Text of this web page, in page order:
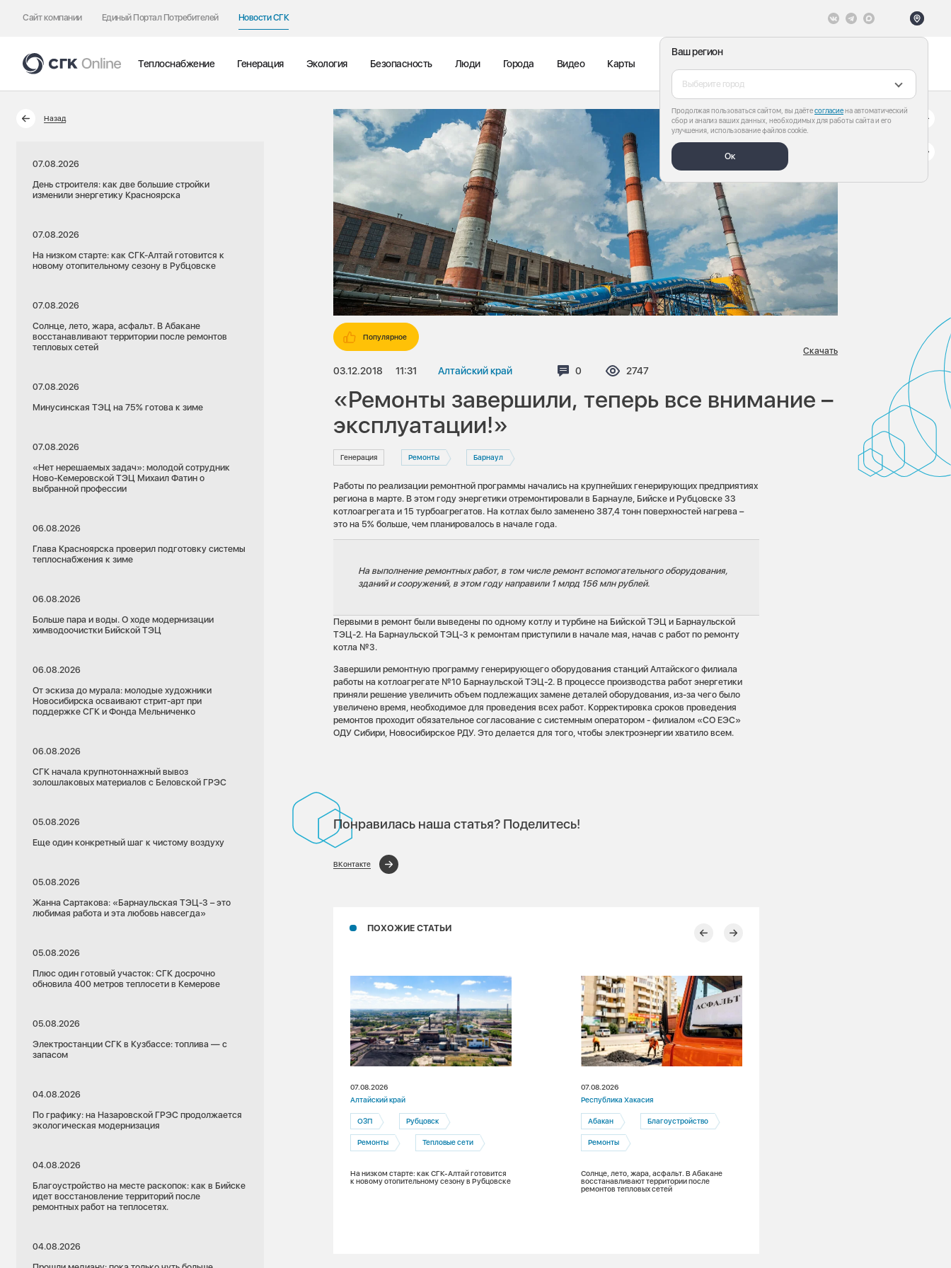
Сайт компании Единый Портал Потребителей Новости СГК
Ваш регион
Выберите город
Продолжая пользоваться сайтом, вы даётесогласиена автоматический
сбор и анализ ваших данных, необходимых для работы сайта и его
улучшения, использование файлов cookie.
Ок
Теплоснабжение Генерация Экология Безопасность Люди Города Видео Карты
Назад
07.08.2026
День строителя: как две большие стройки
изменили энергетику Красноярска
07.08.2026
На низком старте: как СГК-Алтай готовится к
новому отопительному сезону в Рубцовске
07.08.2026
Солнце, лето, жара, асфальт. В Абакане
восстанавливают территории после ремонтов
тепловых сетей
07.08.2026
Минусинская ТЭЦ на 75% готова к зиме
07.08.2026
«Нет нерешаемых задач»: молодой сотрудник
Ново-Кемеровской ТЭЦ Михаил Фатин о
выбранной профессии
06.08.2026
Глава Красноярска проверил подготовку системы
теплоснабжения к зиме
06.08.2026
Больше пара и воды. О ходе модернизации
химводоочистки Бийской ТЭЦ
06.08.2026
От эскиза до мурала: молодые художники
Новосибирска осваивают стрит-арт при
поддержке СГК и Фонда Мельниченко
06.08.2026
СГК начала крупнотоннажный вывоз
золошлаковых материалов с Беловской ГРЭС
05.08.2026
Еще один конкретный шаг к чистому воздуху
05.08.2026
Жанна Сартакова: «Барнаульская ТЭЦ-3 – это
любимая работа и эта любовь навсегда»
05.08.2026
Плюс один готовый участок: СГК досрочно
обновила 400 метров теплосети в Кемерове
05.08.2026
Электростанции СГК в Кузбассе: топлива — с
запасом
04.08.2026
По графику: на Назаровской ГРЭС продолжается
экологическая модернизация
04.08.2026
Благоустройство на месте раскопок: как в Бийске
идет восстановление территорий после
ремонтных работ на теплосетях.
04.08.2026
Популярное
03.12.2018 11:31 Алтайский край Комментариев:
0 Просмотров:
2747
Скачать
«Ремонты завершили, теперь все внимание –
эксплуатации!»
Генерация Ремонты Барнаул
Работы по реализации ремонтной программы начались на крупнейших генерирующих предприятиях
региона в марте. В этом году энергетики отремонтировали в Барнауле, Бийске и Рубцовске 33
котлоагрегата и 15 турбоагрегатов. На котлах было заменено 387,4 тонн поверхностей нагрева –
это на 5% больше, чем планировалось в начале года.
На выполнение ремонтных работ, в том числе ремонт вспомогательного оборудования,
зданий и сооружений, в этом году направили 1 млрд 156 млн рублей.
Первыми в ремонт были выведены по одному котлу и турбине на Бийской ТЭЦ и Барнаульской
ТЭЦ-2. На Барнаульской ТЭЦ-3 к ремонтам приступили в начале мая, начав с работ по ремонту
котла №3.
Завершили ремонтную программу генерирующего оборудования станций Алтайского филиала
работы на котлоагрегате №10 Барнаульской ТЭЦ-2. В процессе производства работ энергетики
приняли решение увеличить объем подлежащих замене деталей оборудования, из-за чего было
увеличено время, необходимое для проведения всех работ. Корректировка сроков проведения
ремонтов проходит обязательное согласование с системным оператором - филиалом «СО ЕЭС»
ОДУ Сибири, Новосибирское РДУ. Это делается для того, чтобы электроэнергии хватило всем.
Понравилась наша статья? Поделитесь!
ВКонтакте
ПОХОЖИЕ СТАТЬИ
Тепловые сети
ожидает плановое отключение горячей воды
с 3 по 16 августа
07.08.2026
Алтайский край
ОЗП Рубцовск
Ремонты Тепловые сети
На низком старте: как СГК-Алтай готовится
к новому отопительному сезону в Рубцовске
07.08.2026
Республика Хакасия
Абакан Благоустройство
Ремонты
Солнце, лето, жара, асфальт. В Абакане
восстанавливают территории после
ремонтов тепловых сетей